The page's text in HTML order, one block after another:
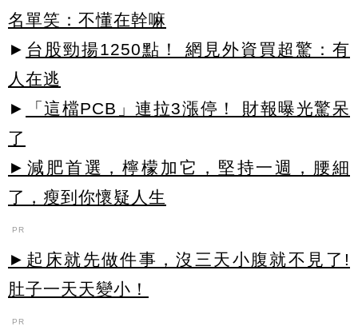
名單笑：不懂在幹嘛
► 台股勁揚1250點！ 網見外資買超驚：有
人在逃
►
「這檔PCB」連拉3漲停！ 財報曝光驚呆
了
►減肥首選，檸檬加它，堅持一週，腰細
了，瘦到你懷疑人生
PR
►起床就先做件事，沒三天小腹就不見了!
肚子一天天變小！
PR